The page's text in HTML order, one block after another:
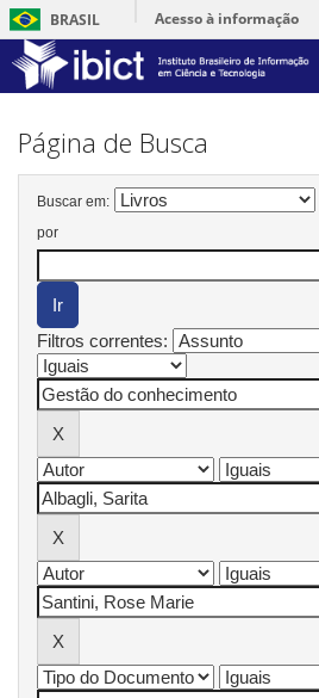
BRASIL
Acesso à informação
Skip
Página de Busca
Buscar em:
por
Filtros correntes: